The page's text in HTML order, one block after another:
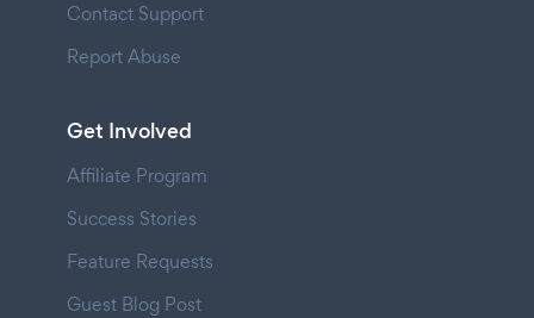
Contact Support
Report Abuse
Get Involved
Affiliate Program
Success Stories
Feature Requests
Guest Blog Post